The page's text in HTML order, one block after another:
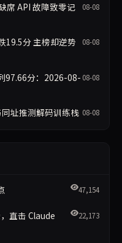
席 API 故障致零记
08-08
19.5分 主榜却逆势
08-08
97.66分：2026-08- 08-08
址推测解码训练栈 08-08
47,154
直击 Claude
22,173